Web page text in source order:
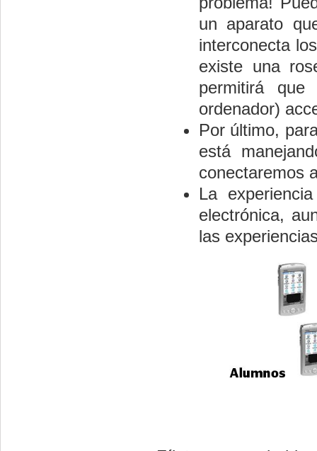
un aparato
interconecta
existe una
permitirá
ordenador)
Por último,
está
conectaremos
La
electrónica,
las